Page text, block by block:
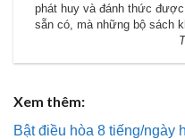
phát huy và đánh thức
sẵn có, mà những bộ sách
Xem thêm:
Bật điều hòa 8 tiếng/ngày